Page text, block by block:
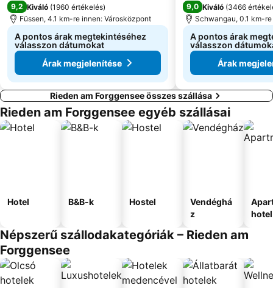
9,2 Kiváló (1960 értékelés)
Füssen, 4.1 km-re innen: Városközpont
A pontos árak megtekintéséhez
válasszon dátumokat
Árak megjelenítése
9,0 Kiváló (3466
Schwangau, 0.1 km-
A pontos árak
válasszon
Árak
Rieden am Forggensee összes szállása
Rieden am Forggensee egyéb szállásai
Hotel B&B-k Hostel
Vendéghá
z
hotel
Népszerű szállodakategóriák – Rieden am
Forggensee